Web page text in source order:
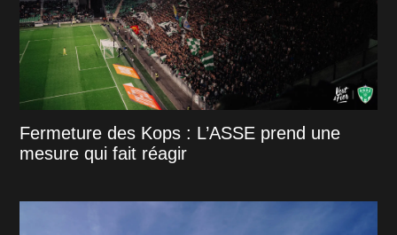
Fermeture des Kops : L’ASSE prend une
mesure qui fait réagir